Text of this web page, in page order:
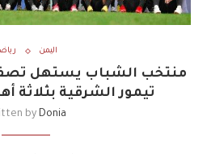
اليمن
منتخب الشباب يستهل
تيمور الشرقية بثلاثة
by Donia